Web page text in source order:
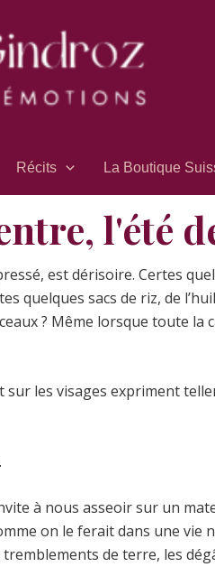
Récits La Boutique
l'été
est dérisoire. Certes
quelques sacs de riz, de
? Même lorsque toute
les visages expriment
à nous asseoir sur un
on le ferait dans une vie
de terre, les